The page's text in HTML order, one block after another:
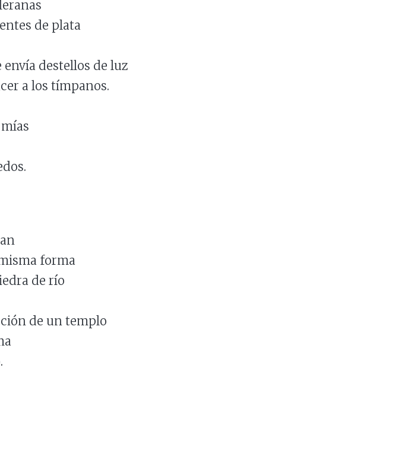
de plata
destellos de luz
a los tímpanos.
forma
de río
de un templo